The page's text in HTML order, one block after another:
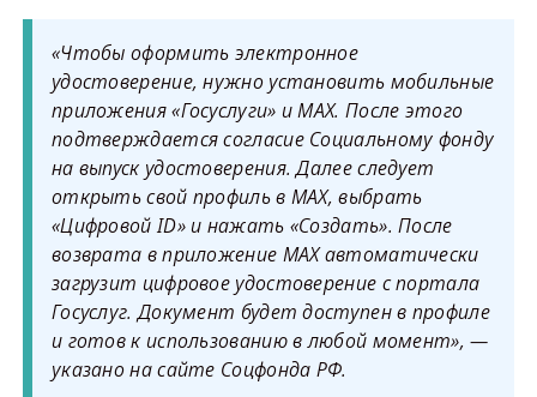
«Чтобы оформить электронное
удостоверение, нужно установить мобильные
приложения «Госуслуги» и MAX. После этого
подтверждается согласие Социальному фонду
на выпуск удостоверения. Далее следует
открыть свой профиль в MAX, выбрать
«Цифровой ID» и нажать «Создать». После
возврата в приложение MAX автоматически
загрузит цифровое удостоверение с портала
Госуслуг. Документ будет доступен в профиле
и готов к использованию в любой момент», —
указано на сайте Соцфонда РФ.